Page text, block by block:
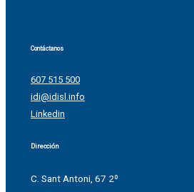
Contáctanos
607 515 500
idi@idisl.info
Linkedin
Dirección
C. Sant Antoni, 67 2º